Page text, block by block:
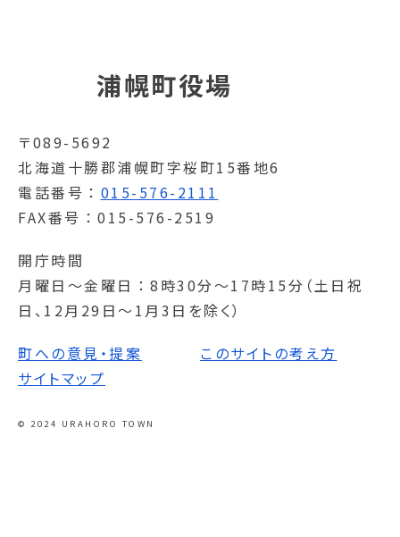
浦幌町役場
〒089-5692
北海道十勝郡浦幌町字桜町15番地6
電話番号
015-576-2111
FAX番号
015-576-2519
開庁時間
月曜日～金曜日
8時30分～17時15分（土日祝
日、12月29日～1月3日を除く）
町への意見・提案
このサイトの考え方
サイトマップ
© 2024 URAHORO TOWN